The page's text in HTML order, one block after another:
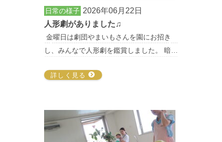
日常の様子 2026年06月22日
人形劇がありました♫
金曜日は劇団やまいもさんを園にお招き
し、みんなで人形劇を鑑賞しました。 暗…
詳しく見る